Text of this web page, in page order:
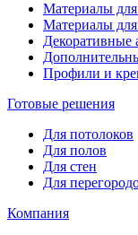
Материалы
Материалы
Декоративные
Профили и
Готовые решения
Для потолоков
Для полов
Для стен
Для
Компания